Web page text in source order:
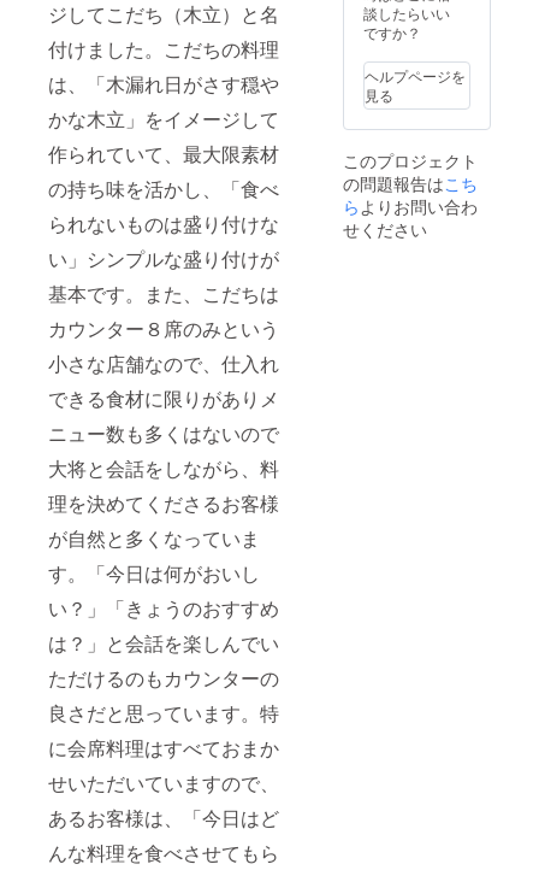
ジしてこだち（木立）と名
付けました。こだちの料理
は、「木漏れ日がさす穏や
かな木立」をイメージして
作られていて、最大限素材
の持ち味を活かし、「食べ
られないものは盛り付けな
い」シンプルな盛り付けが
基本です。また、こだちは
カウンター８席のみという
小さな店舗なので、仕入れ
できる食材に限りがありメ
ニュー数も多くはないので
大将と会話をしながら、料
理を決めてくださるお客様
が自然と多くなっていま
す。「今日は何がおいし
い？」「きょうのおすすめ
は？」と会話を楽しんでい
ただけるのもカウンターの
良さだと思っています。特
に会席料理はすべておまか
せいただいていますので、
あるお客様は、「今日はど
んな料理を食べさせてもら
す。そ
の時に
んじゃ
こ山椒
煮も一
緒に送
いただ
きま
す。お
待たせ
するよ
談したらいい
ですか？
ヘルプページを
見る
このプロジェクト
の問題報告はこち
らよりお問い合わ
せください